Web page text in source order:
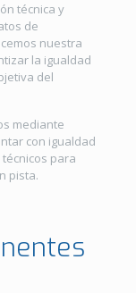
técnica y
de
nuestra
la igualdad
del
mediante
con igualdad
para
pista.